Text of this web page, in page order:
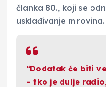
članka 80., koji se
usklađivanje mirovina.
“Dodatak će biti
– tko je dulje